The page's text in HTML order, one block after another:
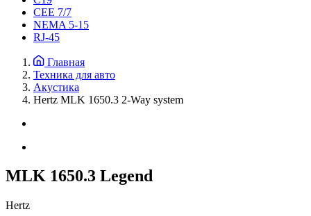
CEE 7/7
NEMA 5-15
RJ-45
Главная
Техника для авто
Акустика
Hertz MLK 1650.3 2-Way system
MLK 1650.3 Legend
Hertz